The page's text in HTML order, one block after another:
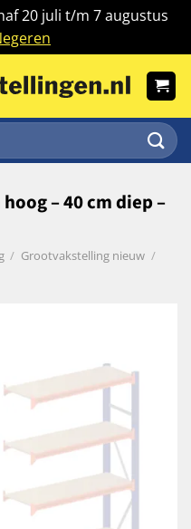
20 juli t/m 7 augustus
– 40 cm diep –
/ Grootvakstelling nieuw /